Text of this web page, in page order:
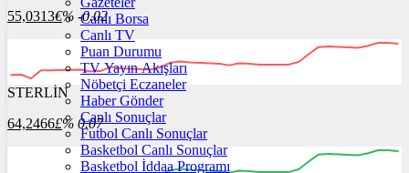
55,0313€% -0.02
00:00 00:00 00:00
STERLİN
64,2466£% 0.07
Canlı Borsa
Canlı TV
Puan Durumu
TV Yayın Akışları
Nöbetçi Eczaneler
Haber Gönder
Canlı Sonuçlar
Futbol Canlı Sonuçlar
Basketbol Canlı Sonuçlar
Basketbol İddaa Programı